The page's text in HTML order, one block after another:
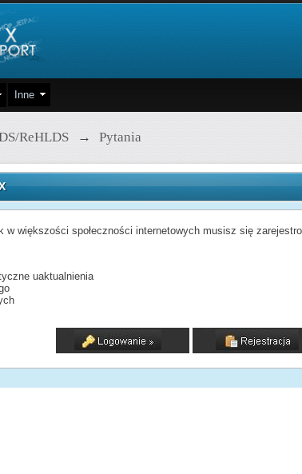
Inne
ReHLDS → Pytania
w większości społeczności internetowych musisz się
uaktualnienia